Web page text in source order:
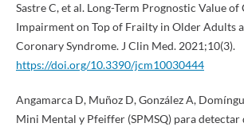
Sastre C, et al. Long-Term Prognostic Value
Impairment on Top of Frailty in Older Adults
Coronary Syndrome. J Clin Med. 2021;10(3).
https://doi.org/10.3390/jcm10030444
Angamarca D, Muñoz D, González A,
Mini Mental y Pfeiffer (SPMSQ) para